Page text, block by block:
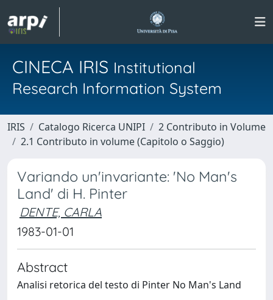
CINECA IRIS Institutional
Research Information System
IRIS Catalogo Ricerca UNIPI
2 Contributo in Volume
2.1 Contributo in volume (Capitolo o Saggio)
Variando un'invariante: 'No Man's
Land' di H. Pinter
DENTE, CARLA
1983-01-01
Abstract
Analisi retorica del testo di Pinter No Man's Land